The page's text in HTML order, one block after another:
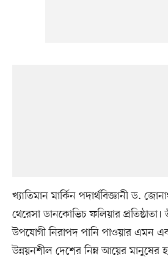
খ্যাতিমান মার্কিন পদার্থবিজ্ঞানী ড.
থেরেসা ডানকোভিচ ফলিয়ার প্রতিষ্ঠাতা।
উপযোগী নিরাপদ পানি পাওয়ার এমন
উন্নয়নশীল দেশের নিম্ন আয়ের মানুষের